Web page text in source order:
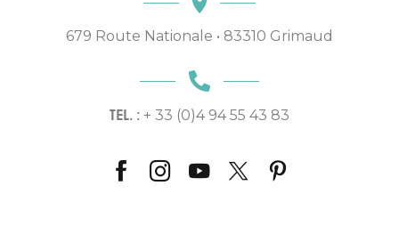
679 Route Nationale • 83310 Grimaud
TEL. : + 33 (0)4 94 55 43 83